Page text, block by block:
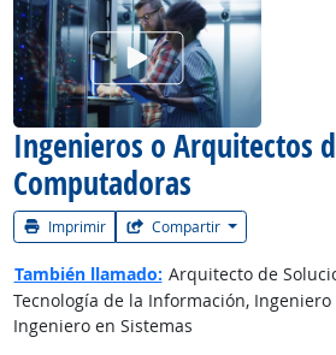
Ingenieros o Arquitectos
Computadoras
Imprimir Compartir
Ver el vίdeo de la
También llamado: Arquitecto de
Tecnología de la Información,
Ingeniero en Sistemas